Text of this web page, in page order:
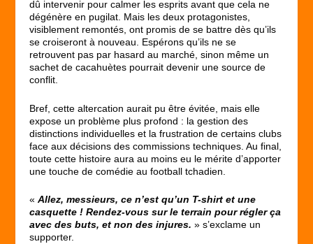
dû intervenir pour calmer les esprits avant que cela ne
dégénère en pugilat. Mais les deux protagonistes,
visiblement remontés, ont promis de se battre dès qu’ils
se croiseront à nouveau. Espérons qu’ils ne se
retrouvent pas par hasard au marché, sinon même un
sachet de cacahuètes pourrait devenir une source de
conflit.
Bref, cette altercation aurait pu être évitée, mais elle
expose un problème plus profond : la gestion des
distinctions individuelles et la frustration de certains clubs
face aux décisions des commissions techniques. Au final,
toute cette histoire aura au moins eu le mérite d’apporter
une touche de comédie au football tchadien.
«Allez, messieurs, ce n’est qu’un T-shirt et une
casquette ! Rendez-vous sur le terrain pour régler ça
avec des buts, et non des injures.» s’exclame un
supporter.